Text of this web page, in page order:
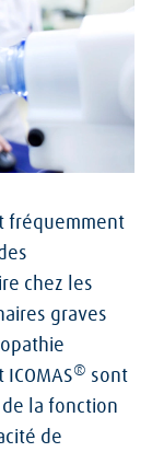
fréquemment
chez les
graves
ICOMAS® sont
la fonction
de